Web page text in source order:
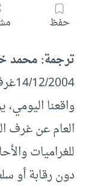
حفظ
ترجمة: محمد
14/
واقعنا اليومي،
العام عن غرف
للغراميات
دون رقابة أو